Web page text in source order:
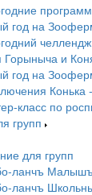
год на
Горыныча и
год на
Конька
класс по
групп
для групп
ланчъ
ланчъ